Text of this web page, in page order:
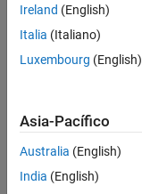
Ireland (English)
Italia (Italiano)
Luxembourg (English)
Asia-Pacífico
Australia (English)
India (English)